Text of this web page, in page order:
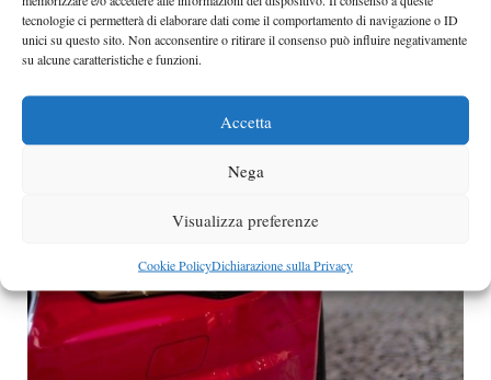
tecnologie ci permetterà di elaborare dati come il comportamento di navigazione o ID
unici su questo sito. Non acconsentire o ritirare il consenso può influire negativamente
su alcune caratteristiche e funzioni.
Accetta
Nega
Visualizza preferenze
Cookie PolicyDichiarazione sulla Privacy
Categorie
curiosità